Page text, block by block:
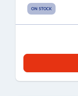
ON STOCK